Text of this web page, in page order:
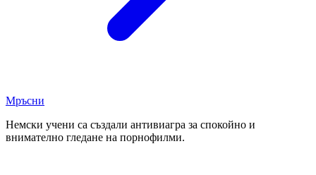
Мръсни
Немски учени са създали антивиагра за спокойно и
внимателно гледане на порнофилми.